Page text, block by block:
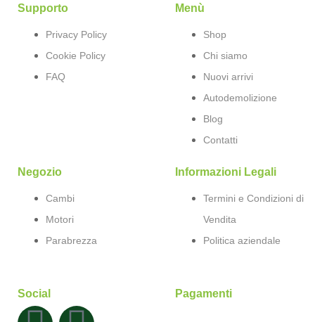
Supporto
Privacy Policy
Cookie Policy
FAQ
Menù
Shop
Chi siamo
Nuovi arrivi
Autodemolizione
Blog
Contatti
Negozio
Cambi
Motori
Parabrezza
Informazioni Legali
Termini e Condizioni di
Vendita
Politica aziendale
Social Pagamenti